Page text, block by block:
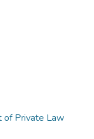
of Private Law